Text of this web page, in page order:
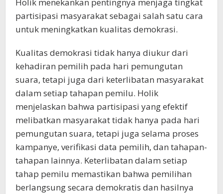
partisipasi masyarakat sebagai salah satu cara
untuk meningkatkan kualitas demokrasi.
Kualitas demokrasi tidak hanya diukur dari
kehadiran pemilih pada hari pemungutan
suara, tetapi juga dari keterlibatan masyarakat
dalam setiap tahapan pemilu. Holik
menjelaskan bahwa partisipasi yang efektif
melibatkan masyarakat tidak hanya pada hari
pemungutan suara, tetapi juga selama proses
kampanye, verifikasi data pemilih, dan tahapan-
tahapan lainnya. Keterlibatan dalam setiap
tahap pemilu memastikan bahwa pemilihan
berlangsung secara demokratis dan hasilnya